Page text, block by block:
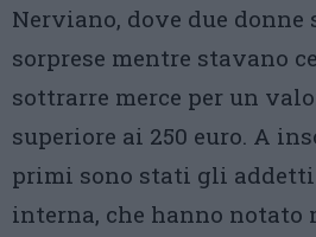
Nerviano, dove due donne
sorprese mentre stavano
sottrarre merce per un
superiore ai 250 euro. A
primi sono stati gli
interna, che hanno notato